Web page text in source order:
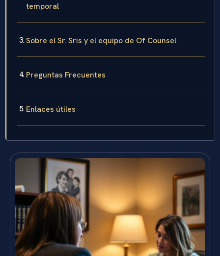
temporal
Sobre el Sr. Sris y el equipo de Of Counsel
Preguntas Frecuentes
Enlaces útiles